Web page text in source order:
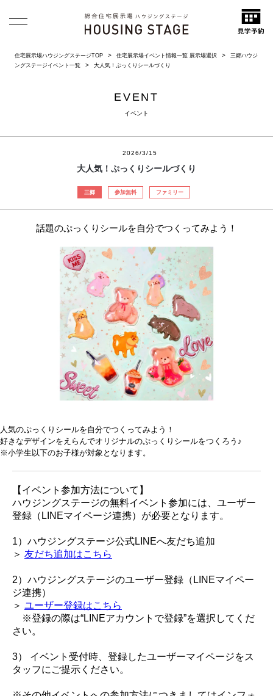
住宅展示場ハウジングステージTOP 住宅展示場イベント情報一覧 展示場選択
三郷ハウジ
ングステージイベント一覧
大人気！ぷっくりシールづくり
EVENT
イベント
2026/3/15
大人気！ぷっくりシールづくり
三郷 参加無料 ファミリー
話題のぷっくりシールを自分でつくってみよう！
人気のぷっくりシールを自分でつくってみよう！
好きなデザインをえらんでオリジナルのぷっくりシールをつくろう♪
※小学生以下のお子様が対象となります。
【イベント参加方法について】
ハウジングステージの無料イベント参加には、ユーザー
登録（LINEマイページ連携）が必要となります。
1）ハウジングステージ公式LINEへ友だち追加
＞ 友だち追加はこちら
2）ハウジングステージのユーザー登録（LINEマイペー
ジ連携）
＞ ユーザー登録はこちら
※登録の際は“LINEアカウントで登録”を選択してくだ
さい。
3） イベント受付時、登録したユーザーマイページをス
タッフにご提示ください。